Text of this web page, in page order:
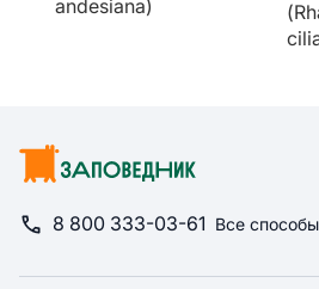
andesiana)
8 800 333-03-61 Все